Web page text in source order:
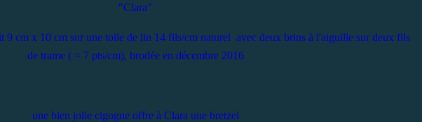
"Clara"
9 cm x 10 cm sur une toile de lin 14 fils/cm naturel avec deux brins à l'aiguille sur deux fils
de trame ( = 7 pts/cm), brodée en décembre 2016
une bien jolie cigogne offre à Clara une bretzel